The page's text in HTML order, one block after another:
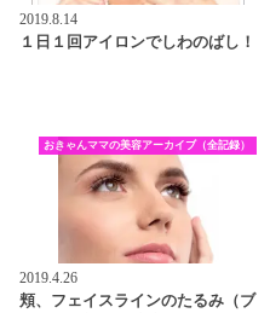
2019.8.14
１日１回アイロンでしわのばし！
おきゃんママの美容アーカイブ（全記録）
2019.4.26
頬、フェイスラインのたるみ（ブ